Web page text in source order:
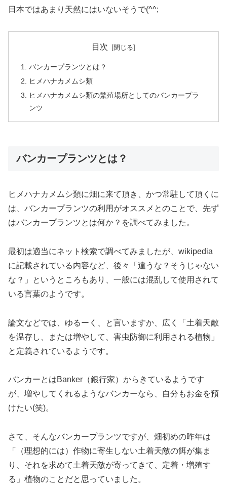
日本ではあまり天然にはいないそうで(^^;
目次
バンカープランツとは？
ヒメハナカメムシ類
ヒメハナカメムシ類の繁殖場所としてのバンカープラ
ンツ
バンカープランツとは？
ヒメハナカメムシ類に畑に来て頂き、かつ常駐して頂くに
は、バンカープランツの利用がオススメとのことで、先ず
はバンカープランツとは何か？を調べてみました。
最初は適当にネット検索で調べてみましたが、wikipedia
に記載されている内容など、後々「違うな？そうじゃない
な？」というところもあり、一般には混乱して使用されて
いる言葉のようです。
論文などでは、ゆるーく、と言いますか、広く「土着天敵
を温存し、または増やして、害虫防御に利用される植物」
と定義されているようです。
バンカーとはBanker（銀行家）からきているようです
が、増やしてくれるようなバンカーなら、自分もお金を預
けたい(笑)。
さて、そんなバンカープランツですが、畑初めの昨年は
「（理想的には）作物に寄生しない土着天敵の餌が集ま
り、それを求めて土着天敵が寄ってきて、定着・増殖す
る」植物のことだと思っていました。